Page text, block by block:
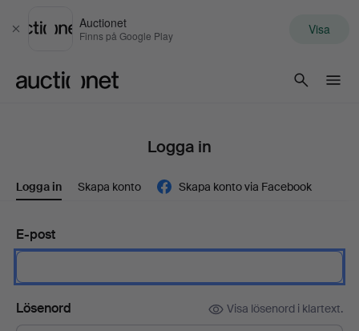
Stäng
Auctionet
Finns på Google Play Visa
Logga in
Logga in Skapa konto Skapa konto via Facebook
E-post
Lösenord Visa lösenord i klartext.